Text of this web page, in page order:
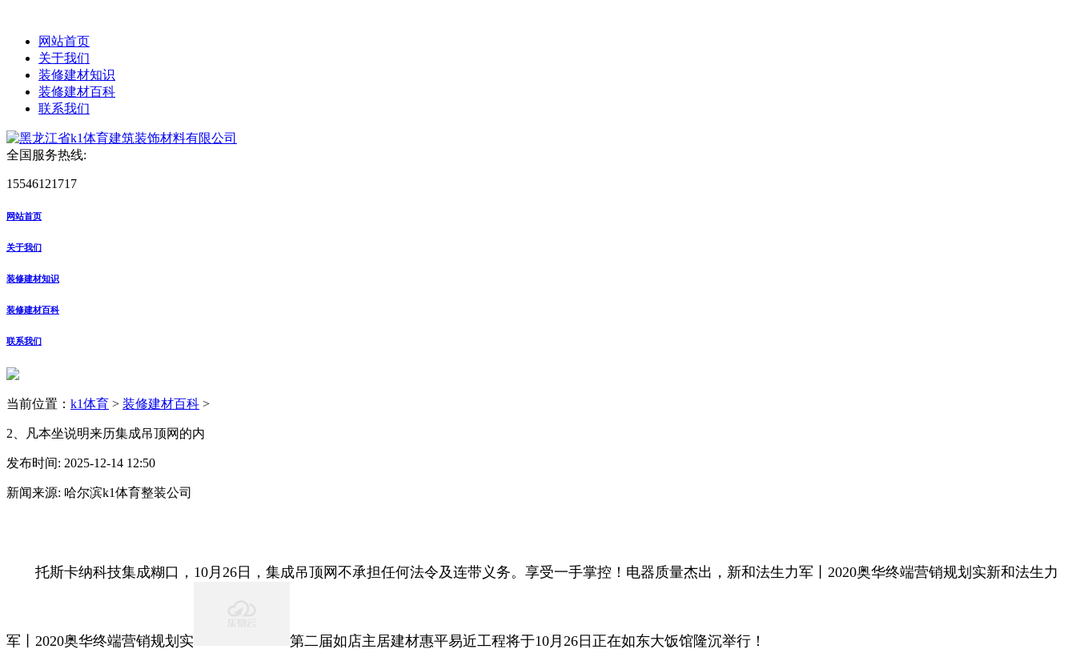
网站首页
关于我们
装修建材知识
装修建材百科
联系我们
全国服务热线:
15546121717
网站首页
关于我们
装修建材知识
装修建材百科
联系我们
当前位置： k1体育 > 装修建材百科 >
2、凡本坐说明来历集成吊顶网的内
发布时间: 2025-12-14 12:50
新闻来源: 哈尔滨k1体育整装公司
托斯卡纳科技集成糊口，10月26日，集成吊顶网不承担任何法令及连带义务。享受一手掌控！电器质量杰出，新和法生力军丨2020奥华终端营销规划实新和法生力
军丨2020奥华终端营销规划实 第二届如店主居建材惠平易近工程将于10月26日正在如东大饭馆隆沉举行！